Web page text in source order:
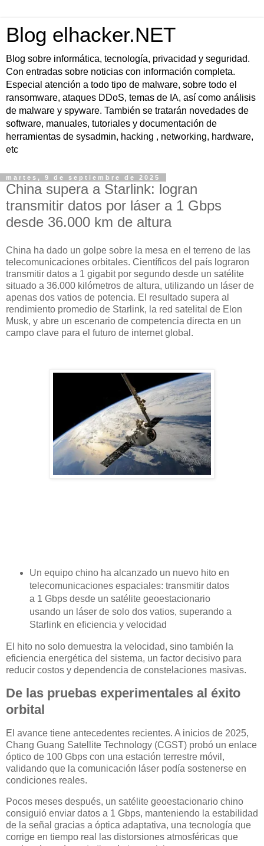
Blog elhacker.NET
Blog sobre informática, tecnología, privacidad y seguridad.
Con entradas sobre noticias con información completa.
Especial atención a todo tipo de malware, sobre todo el
ransomware, ataques DDoS, temas de IA, así como análisis
de malware y spyware. También se tratarán novedades de
software, manuales, tutoriales y documentación de
herramientas de sysadmin, hacking , networking, hardware,
etc
martes, 9 de septiembre de 2025
China supera a Starlink: logran
transmitir datos por láser a 1 Gbps
desde 36.000 km de altura
China ha dado un golpe sobre la mesa en el terreno de las
telecomunicaciones orbitales. Científicos del país lograron
transmitir datos a 1 gigabit por segundo desde un satélite
situado a 36.000 kilómetros de altura, utilizando un láser de
apenas dos vatios de potencia. El resultado supera al
rendimiento promedio de Starlink, la red satelital de Elon
Musk, y abre un escenario de competencia directa en un
campo clave para el futuro de internet global.
Un equipo chino ha alcanzado un nuevo hito en
telecomunicaciones espaciales: transmitir datos
a 1 Gbps desde un satélite geoestacionario
usando un láser de solo dos vatios, superando a
Starlink en eficiencia y velocidad
El hito no solo demuestra la velocidad, sino también la
eficiencia energética del sistema, un factor decisivo para
reducir costos y dependencia de constelaciones masivas.
De las pruebas experimentales al éxito
orbital
El avance tiene antecedentes recientes. A inicios de 2025,
Chang Guang Satellite Technology (CGST) probó un enlace
óptico de 100 Gbps con una estación terrestre móvil,
validando que la comunicación láser podía sostenerse en
condiciones reales.
Pocos meses después, un satélite geoestacionario chino
consiguió enviar datos a 1 Gbps, manteniendo la estabilidad
de la señal gracias a óptica adaptativa, una tecnología que
corrige en tiempo real las distorsiones atmosféricas que